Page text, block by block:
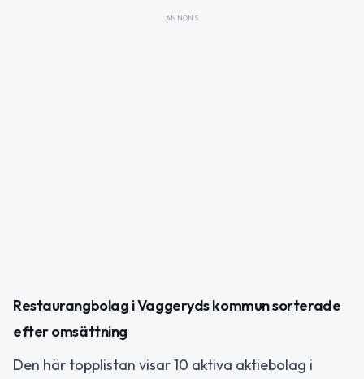
ANNONS
Restaurangbolag i Vaggeryds kommun sorterade
efter omsättning
Den här topplistan visar 10 aktiva aktiebolag i